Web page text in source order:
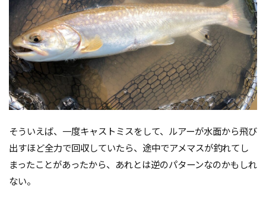
そういえば、一度キャストミスをして、ルアーが水面から飛び
出すほど全力で回収していたら、途中でアメマスが釣れてし
まったことがあったから、あれとは逆のパターンなのかもしれ
ない。